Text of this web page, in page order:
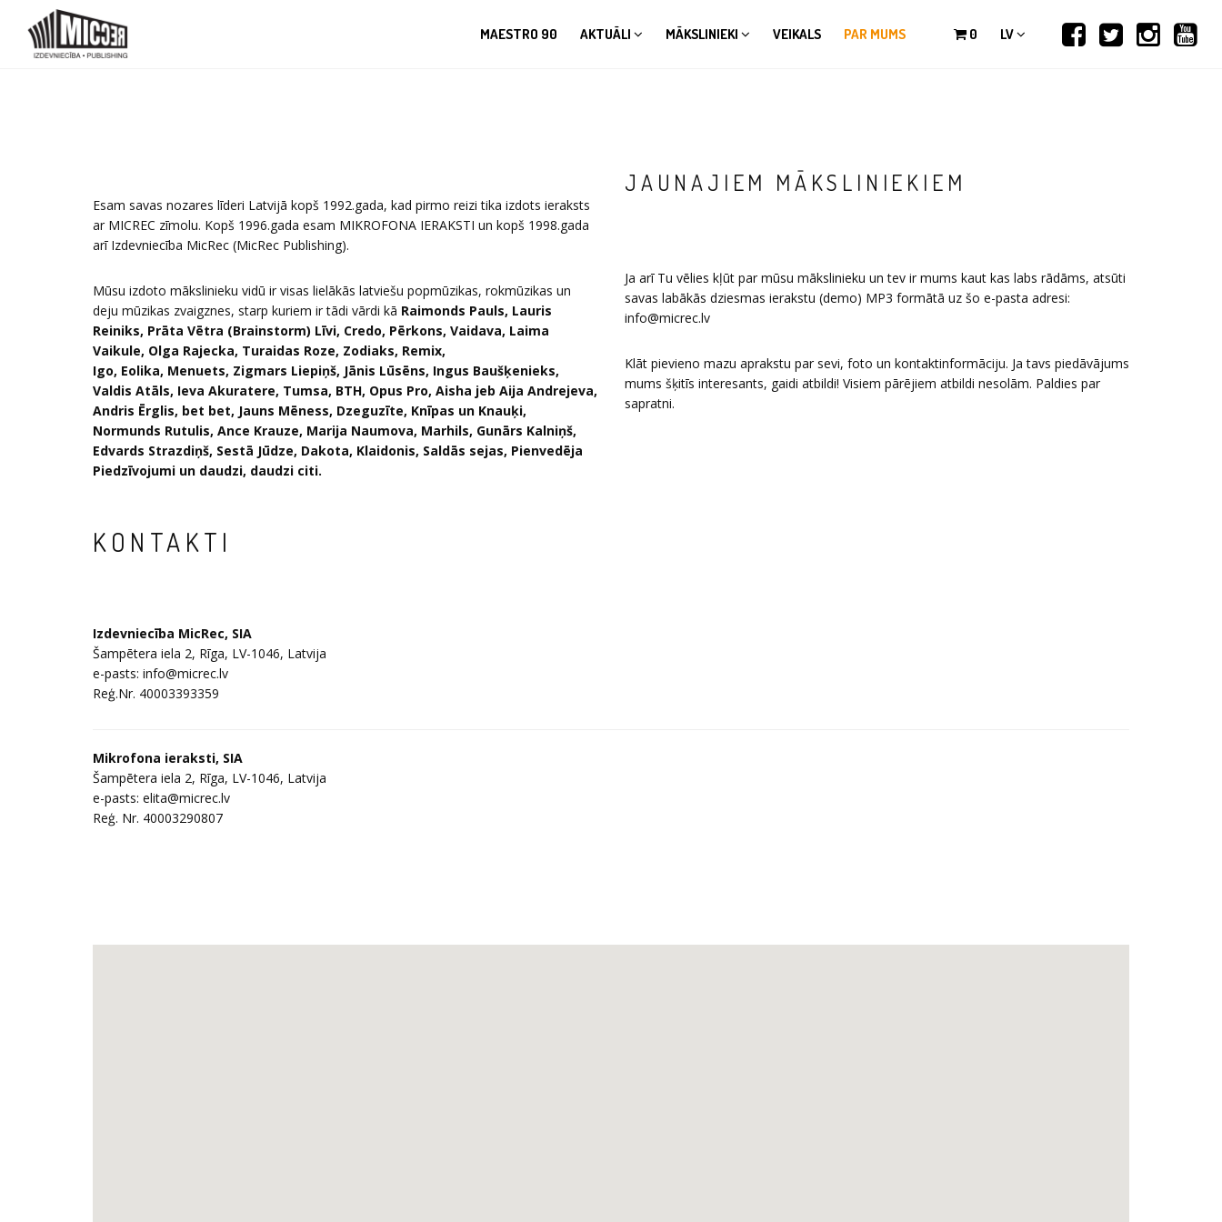
MAESTRO 90 AKTUĀLI MĀKSLINIEKI VEIKALS PAR MUMS 0 LV
Esam savas nozares līderi Latvijā kopš 1992.gada, kad pirmo reizi tika izdots ieraksts
ar MICREC zīmolu. Kopš 1996.gada esam MIKROFONA IERAKSTI un kopš 1998.gada
arī Izdevniecība MicRec (MicRec Publishing).
Mūsu izdoto mākslinieku vidū ir visas lielākās latviešu popmūzikas, rokmūzikas un
deju mūzikas zvaigznes, starp kuriem ir tādi vārdi kā Raimonds Pauls, Lauris
Reiniks, Prāta Vētra (Brainstorm) Līvi, Credo, Pērkons, Vaidava, Laima
Vaikule, Olga Rajecka, Turaidas Roze, Zodiaks, Remix,
Igo, Eolika, Menuets, Zigmars Liepiņš, Jānis Lūsēns, Ingus Baušķenieks,
Valdis Atāls, Ieva Akuratere, Tumsa, BTH, Opus Pro, Aisha jeb Aija Andrejeva,
Andris Ērglis, bet bet, Jauns Mēness, Dzeguzīte, Knīpas un Knauķi,
Normunds Rutulis, Ance Krauze, Marija Naumova, Marhils, Gunārs Kalniņš,
Edvards Strazdiņš, Sestā Jūdze, Dakota, Klaidonis, Saldās sejas, Pienvedēja
Piedzīvojumi un daudzi, daudzi citi.
JAUNAJIEM MĀKSLINIEKIEM
Ja arī Tu vēlies kļūt par mūsu mākslinieku un tev ir mums kaut kas labs rādāms, atsūti
savas labākās dziesmas ierakstu (demo) MP3 formātā uz šo e-pasta adresi:
info@micrec.lv
Klāt pievieno mazu aprakstu par sevi, foto un kontaktinformāciju. Ja tavs piedāvājums
mums šķitīs interesants, gaidi atbildi! Visiem pārējiem atbildi nesolām. Paldies par
sapratni.
KONTAKTI
Izdevniecība MicRec, SIA
Šampētera iela 2, Rīga, LV-1046, Latvija
e-pasts: info@micrec.lv
Reģ.Nr. 40003393359
Mikrofona ieraksti, SIA
Šampētera iela 2, Rīga, LV-1046, Latvija
e-pasts: elita@micrec.lv
Reģ. Nr. 40003290807